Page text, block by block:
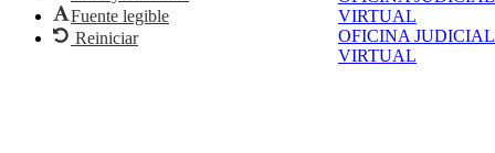
VIRTUAL
OFICINA JUDICIAL
VIRTUAL
Fuente legible
Reiniciar